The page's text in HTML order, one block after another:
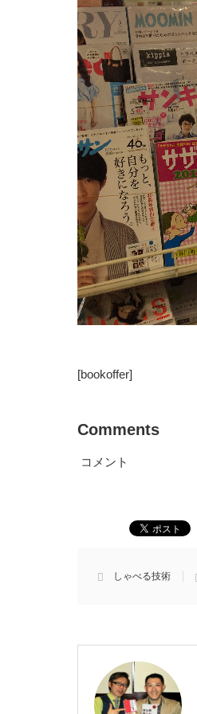
[bookoffer]
Comments
コメント
しゃべる技術